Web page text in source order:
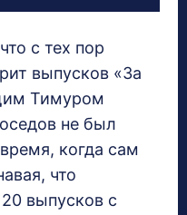
с тех пор
выпусков «За
Тимуром
не был
когда сам
что
выпусков с